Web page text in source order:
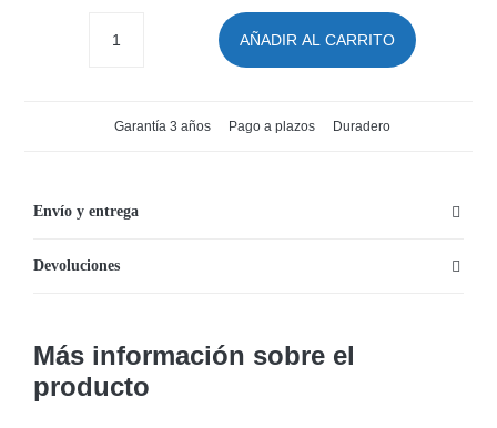
de
x
AÑADIR AL CARRITO
Garantía 3 años Pago a plazos Duradero
Envío y entrega
Devoluciones
Más información sobre el
producto